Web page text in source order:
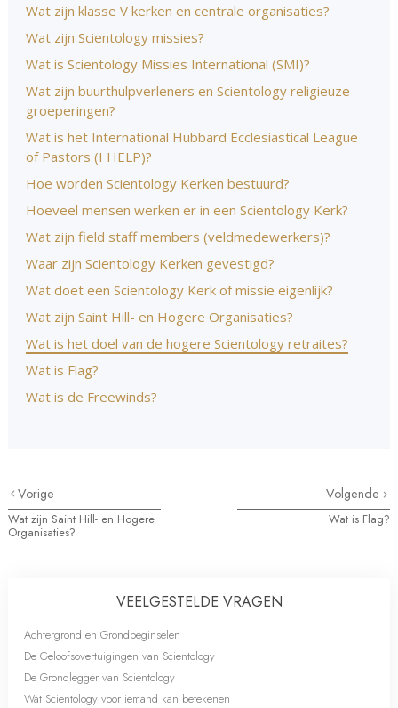
Wat zijn klasse V kerken en centrale organisaties?
Wat zijn Scientology missies?
Wat is Scientology Missies International (SMI)?
Wat zijn buurthulpverleners en Scientology religieuze
groeperingen?
Wat is het International Hubbard Ecclesiastical League
of Pastors (I HELP)?
Hoe worden Scientology Kerken bestuurd?
Hoeveel mensen werken er in een Scientology Kerk?
Wat zijn field staff members (veldmedewerkers)?
Waar zijn Scientology Kerken gevestigd?
Wat doet een Scientology Kerk of missie eigenlijk?
Wat zijn Saint Hill- en Hogere Organisaties?
Wat is het doel van de hogere Scientology retraites?
Wat is Flag?
Wat is de Freewinds?
Vorige
Wat zijn Saint Hill- en Hogere
Organisaties?
Volgende
Wat is Flag?
VEELGESTELDE VRAGEN
Achtergrond en Grondbeginselen
De Geloofsovertuigingen van Scientology
De Grondlegger van Scientology
Wat Scientology voor iemand kan betekenen